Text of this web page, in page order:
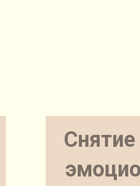
Снятие